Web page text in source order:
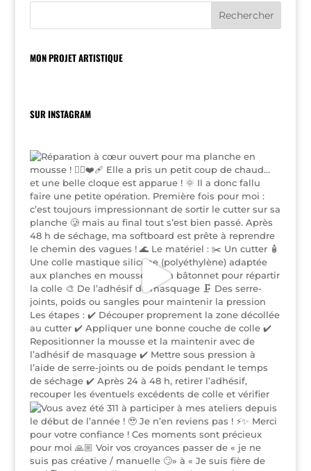
MON PROJET ARTISTIQUE
SUR INSTAGRAM